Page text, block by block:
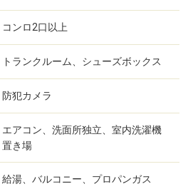
コンロ2口以上
トランクルーム、シューズボックス
防犯カメラ
エアコン、洗面所独立、室内洗濯機
置き場
給湯、バルコニー、プロパンガス